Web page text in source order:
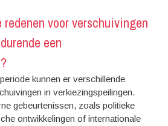
voor verschuivingen
een
kunnen er verschillende
in verkiezingspeilingen.
gebeurtenissen, zoals politieke
ontwikkelingen of internationale